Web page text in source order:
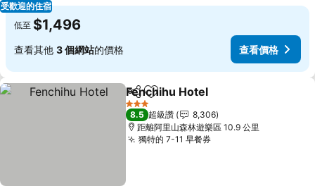
受歡迎的住宿
低至 $1,496
查看其他 3 個網站的價格 查看價格
分享 加入我的最愛
Fenchihu Hotel
3 星級
8.5 超級讚
8,306
距離阿里山森林遊樂區 10.9 公里
獨特的 7-11 早餐券查看價格